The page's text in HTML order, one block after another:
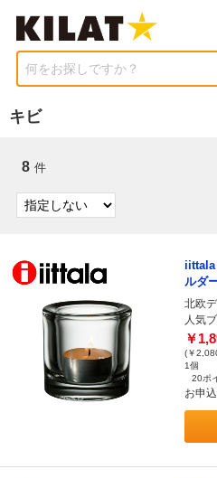
何をお探しですか？
キビ
8 件
iittala
ルダ
北欧
人気
￥
(￥
1個
20ポ
お申